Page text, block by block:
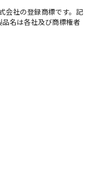
会社の登録商標です。記
名は各社及び商標権者